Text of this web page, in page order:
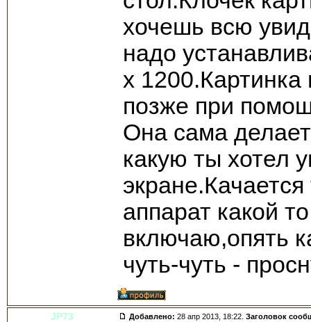
хочешь всю
надо
х 1200.Картинка
позже при
Она сама
какую ты хотел
аппарат какой
включаю,опять
чуть-чуть -
JP73 Добавлено: 28 апр 2013, 18:22. Заголовок